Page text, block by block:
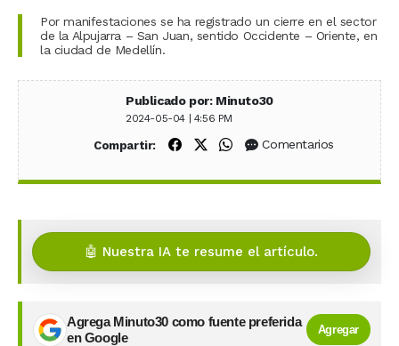
Por manifestaciones se ha registrado un cierre en el sector
de la Alpujarra – San Juan, sentido Occidente – Oriente, en
la ciudad de Medellín.
Publicado por: Minuto30
2024-05-04 | 4:56 PM
Compartir: Compartir en Facebook
Compartir en X (Twitter)
Compartir en WhatsApp
Comentarios
🤖 Nuestra IA te resume el artículo.
Agrega Minuto30 como fuente preferida
en Google
Agregar